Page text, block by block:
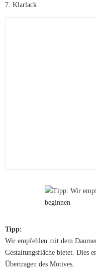
7. Klarlack
Tipp:
Wir empfehlen mit dem
Gestaltungsfläche bietet. Dies
Übertragen des Motives.